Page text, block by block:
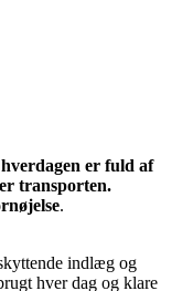
er fuld af
transporten.
.
indlæg og
hver dag og klare